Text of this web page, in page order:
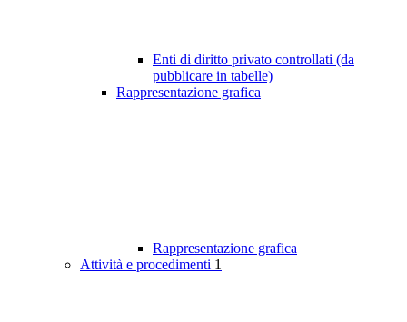
Enti di diritto privato controllati (da
pubblicare in tabelle)
Rappresentazione grafica
Rappresentazione grafica
Attività e procedimenti 1